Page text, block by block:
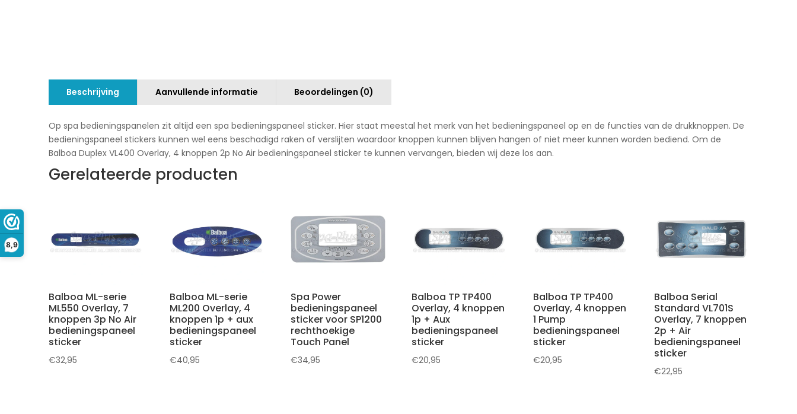
8,9
Beschrijving Aanvullende informatie Beoordelingen (0)
Op spa bedieningspanelen zit altijd een spa bedieningspaneel sticker. Hier staat meestal het merk van het bedieningspaneel op en de functies van de drukknoppen. De
bedieningspaneel stickers kunnen wel eens beschadigd raken of verslijten waardoor knoppen kunnen blijven hangen of niet meer kunnen worden bediend. Om de
Balboa Duplex VL400 Overlay, 4 knoppen 2p No Air bedieningspaneel sticker te kunnen vervangen, bieden wij deze los aan.
Gerelateerde producten
Balboa ML-serie
ML550 Overlay, 7
knoppen 3p No Air
bedieningspaneel
sticker
€32,95
Balboa ML-serie
ML200 Overlay, 4
knoppen 1p + aux
bedieningspaneel
sticker
€40,95
Spa Power
bedieningspaneel
sticker voor SP1200
rechthoekige
Touch Panel
€34,95
Balboa TP TP400
Overlay, 4 knoppen
1p + Aux
bedieningspaneel
sticker
€20,95
Balboa TP TP400
Overlay, 4 knoppen
1 Pump
bedieningspaneel
sticker
€20,95
Balboa Serial
Standard VL701S
Overlay, 7 knoppen
2p + Air
bedieningspaneel
sticker
€22,95